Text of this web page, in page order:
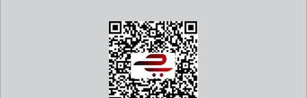
Şirket 1961 yılında Norev'i de kuran aileden Emile Véron
tarafından kuruldu (Véron soyadının tersten
okunuşu). Başlangıçta model demiryolları ve aksesuarları
üretiliyordu ve firma "Rail-Route" olarak biliniyordu. 1964'te ilk
arabalar piyasaya çıktı ve 1967'de isim Majorette olarak